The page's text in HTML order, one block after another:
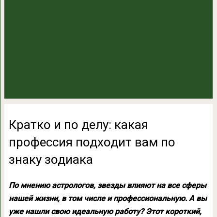
Кратко и по делу: какая
профессия подходит вам по
знаку зодиака
По мнению астрологов, звезды влияют на все сферы
нашей жизни, в том числе и профессиональную. А вы
уже нашли свою идеальную работу? Этот короткий,